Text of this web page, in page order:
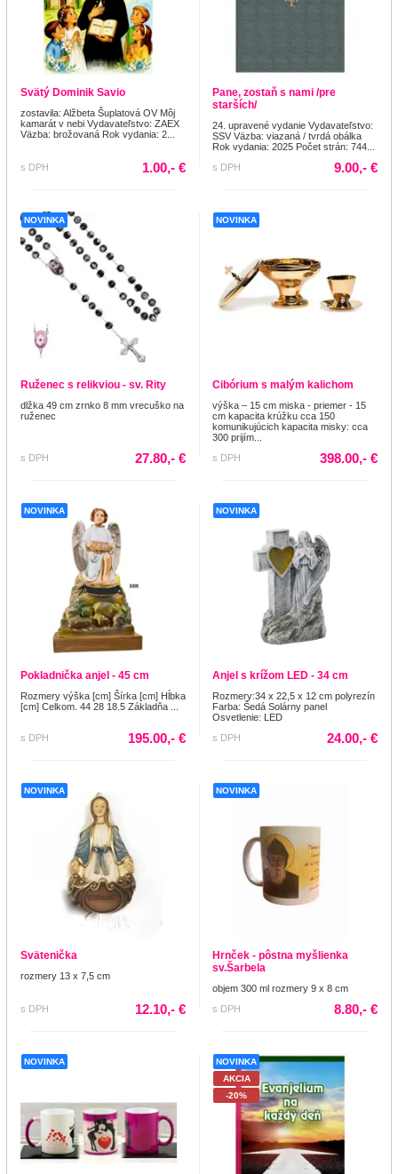
Svätý Dominik Savio
zostavila: Alžbeta Šuplatová OV Môj
kamarát v nebi Vydavateľstvo: ZAEX
Väzba: brožovaná Rok vydania: 2...
s DPH 1.00,- €
Pane, zostaň s nami /pre
starších/
24. upravené vydanie Vydavateľstvo:
SSV Väzba: viazaná / tvrdá obálka
Rok vydania: 2025 Počet strán: 744...
s DPH
9.00,- €
NOVINKA
Ruženec s relikviou - sv. Rity
dlžka 49 cm zrnko 8 mm vrecuško na
ruženec
s DPH 27.80,- €
NOVINKA
Cibórium s malým kalichom
výška – 15 cm miska - priemer - 15
cm kapacita krúžku cca 150
komunikujúcich kapacita misky: cca
300 prijím...
s DPH
398.00,- €
NOVINKA
Pokladnička anjel - 45 cm
Rozmery výška [cm] Šírka [cm] Hĺbka
[cm] Celkom. 44 28 18.5 Základňa ...
s DPH 195.00,- €
NOVINKA
Anjel s krížom LED - 34 cm
Rozmery:34 x 22,5 x 12 cm polyrezín
Farba: Šedá Solárny panel
Osvetlenie: LED
s DPH
24.00,- €
NOVINKA
Svätenička
rozmery 13 x 7,5 cm
s DPH 12.10,- €
NOVINKA
Hrnček - pôstna myšlienka
sv.Šarbela
objem 300 ml rozmery 9 x 8 cm
s DPH
8.80,- €
NOVINKA
NOVINKA
AKCIA
-20%